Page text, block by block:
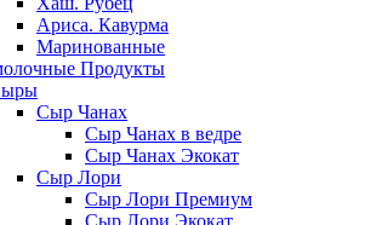
Ариса. Кавурма
Маринованные
Продукты
Сыр Чанах
Сыр Чанах в ведре
Сыр Чанах Экокат
Сыр Лори
Сыр Лори Премиум
Сыр Лори Экокат